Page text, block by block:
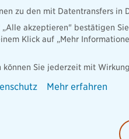
zu den mit Datentransfers
akzeptieren" bestätigen
Klick auf „Mehr
können Sie jederzeit mit
Mehr erfahren